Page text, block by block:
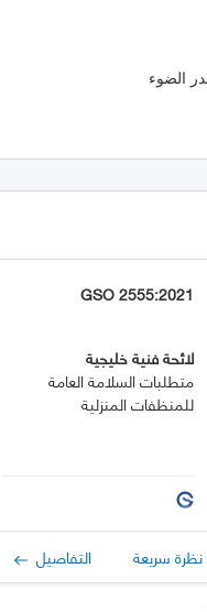
GSO 2555:2021
لائحة فنية خليجية
متطلبات السلامة العامة
للمنظفات المنزلية
سريعة التفاصيل